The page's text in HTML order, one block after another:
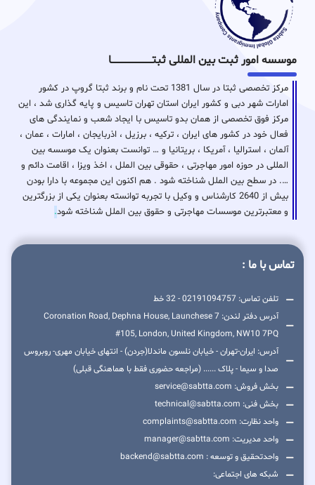
موسسه امور ثبت بین المللی ثبتـــــــــــــــــــــــــــــا
مرکز تخصصی ثبتا در سال 1381 تحت نام و برند ثبتا گروپ در کشور
امارات شهر دبی و کشور ایران استان تهران تاسیس و پایه گذاری شد ، این
مرکز فوق تخصصی از همان بدو تاسیس با ایجاد شعب و نمایندگی های
فعال خود در کشور های ایران ، ترکیه ، برزیل ، اذربایجان ، امارات ، عمان ،
آلمان ، استرالیا ، آمریکا ، بریتانیا و … توانست بعنوان یک موسسه بین
المللی در حوزه امور مهاجرتی ، حقوقی بین الملل ، اخذ ویزا ، اقامت دائم و
…. در سطح بین الملل شناخته شود . هم اکنون این مجموعه با دارا بودن
بیش از 2640 کارشناس و وکیل با تجربه توانسته بعنوان یکی از بزرگترین
و معتبرترین موسسات مهاجرتی و حقوق بین الملل شناخته شود.
تماس با ما :
تلفن تماس: 02191094757 - 32 خط
آدرس دفتر لندن: 7 Coronation Road, Dephna House, Launchese
#105, London, United Kingdom, NW10 7PQ
آدرس: ایران-تهران - خیابان نلسون ماندلا(جردن) - انتهای خیابان مهری- روبروس
صدا و سیما - پلاک ...... (مراجعه حضوری فقط با هماهنگی قبلی)
بخش فروش: service@sabtta.com
بخش فنی: technical@sabtta.com
واحد نظارت: complaints@sabtta.com
واحد مدیریت: manager@sabtta.com
واحدتحقیق و توسعه : backend@sabtta.com
شبکه های اجتماعی: